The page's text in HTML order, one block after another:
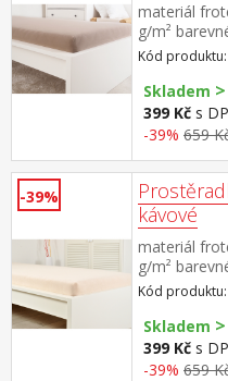
materiál
g/m²
odolné,
matrace do
Kód produktu:
Skladem >
399 Kč s
-39% 659
-39%
kávové
materiál
g/m²
výšky 25
Kód
Skladem >
399 Kč s
-39% 659